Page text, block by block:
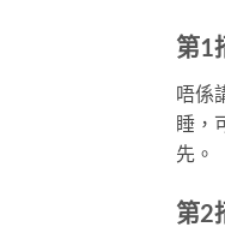
第1
唔係
睡，
先。
第2